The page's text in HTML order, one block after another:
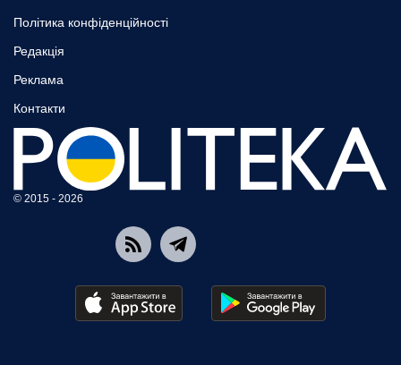
Політика конфіденційності
Редакція
Реклама
Контакти
© 2015 - 2026